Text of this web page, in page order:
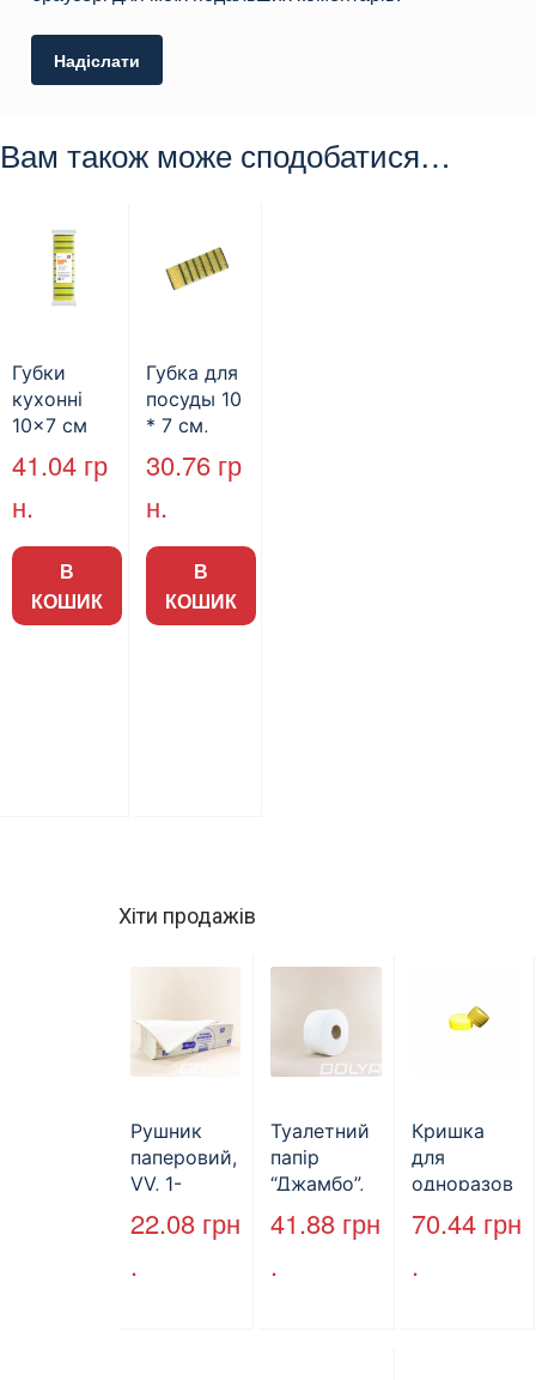
Вам також може сподобатися…
Губки
кухонні
10×7 см
“Бобс” 10
шт (35пак/
ящ)
41.04 гр
н.
В
КОШИК
Губка для
посуды 10
* 7 см,
крупнопор
истая,
“Супер
/ пак
(19пак /
ящ).
30.76 гр
н.
В
КОШИК
Хіти продажів
Рушник
паперовий,
VV, 1-
шаровий,
макулатура
22.08 грн
.
Туалетний
папір
“Джамбо”,
B2B
Service,
41.88 грн
.
Кришка
для
одноразов
ої пляшки,
ПЕТ,
70.44 грн
.